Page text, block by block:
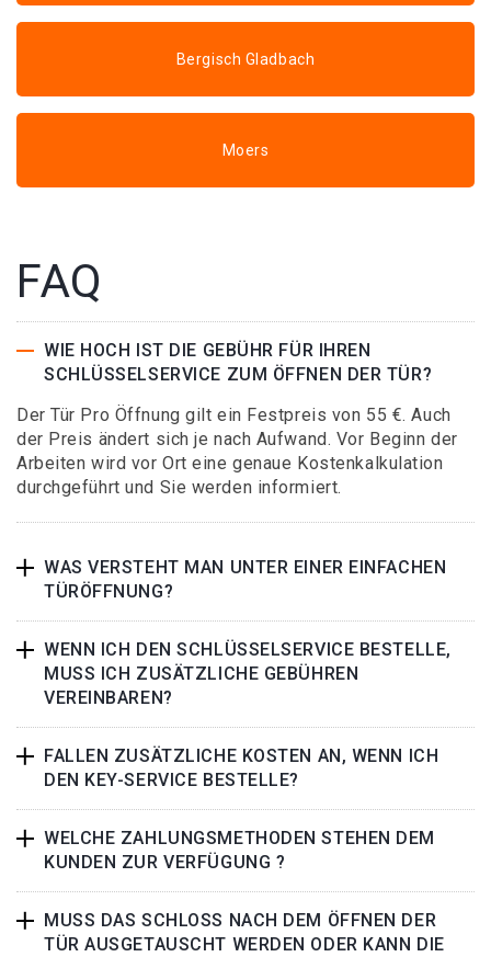
Bergisch Gladbach
Moers
FAQ
WIE HOCH IST DIE GEBÜHR FÜR IHREN
SCHLÜSSELSERVICE ZUM ÖFFNEN DER TÜR?
Der Tür Pro Öffnung gilt ein Festpreis von 55 €. Auch
der Preis ändert sich je nach Aufwand. Vor Beginn der
Arbeiten wird vor Ort eine genaue Kostenkalkulation
durchgeführt und Sie werden informiert.
WAS VERSTEHT MAN UNTER EINER EINFACHEN
TÜRÖFFNUNG?
WENN ICH DEN SCHLÜSSELSERVICE BESTELLE,
MUSS ICH ZUSÄTZLICHE GEBÜHREN
VEREINBAREN?
FALLEN ZUSÄTZLICHE KOSTEN AN, WENN ICH
DEN KEY-SERVICE BESTELLE?
WELCHE ZAHLUNGSMETHODEN STEHEN DEM
KUNDEN ZUR VERFÜGUNG ?
MUSS DAS SCHLOSS NACH DEM ÖFFNEN DER
TÜR AUSGETAUSCHT WERDEN ODER KANN DIE